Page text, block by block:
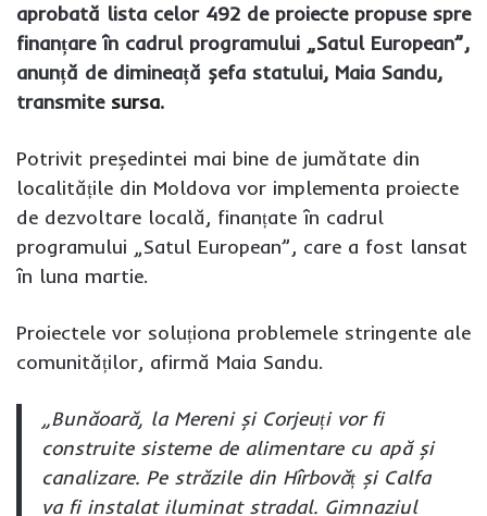
aprobată lista celor 492 de proiecte propuse spre
finanțare în cadrul programului „Satul European”,
anunță de dimineață șefa statului, Maia Sandu,
transmite sursa.
Potrivit președintei mai bine de jumătate din
localitățile din Moldova vor implementa proiecte
de dezvoltare locală, finanțate în cadrul
programului „Satul European”, care a fost lansat
în luna martie.
Proiectele vor soluționa problemele stringente ale
comunităților, afirmă Maia Sandu.
„Bunăoară, la Mereni și Corjeuți vor fi
construite sisteme de alimentare cu apă și
canalizare. Pe străzile din Hîrbovăț și Calfa
va fi instalat iluminat stradal. Gimnaziul